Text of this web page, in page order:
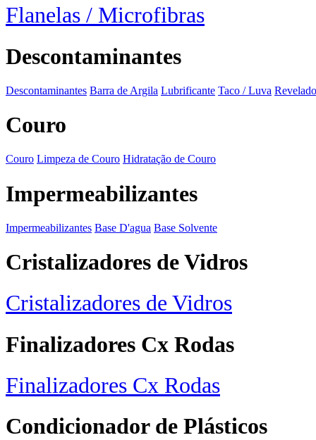
Flanelas / Microfibras
Descontaminantes
Descontaminantes Barra de Argila Lubrificante Taco / Luva
Couro
Couro Limpeza de Couro Hidratação de Couro
Impermeabilizantes
Impermeabilizantes Base D'agua Base Solvente
Cristalizadores de Vidros
Cristalizadores de Vidros
Finalizadores Cx Rodas
Finalizadores Cx Rodas
Condicionador de Plásticos